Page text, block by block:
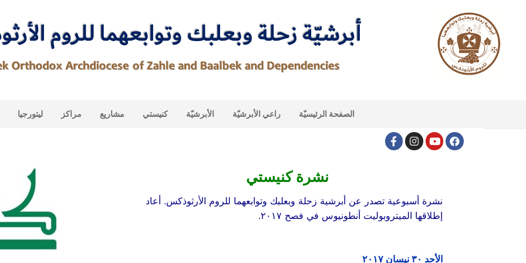
ليتورجيا مراكز مشاريع كنيستي الأبرشيّة راعي الأبرشيّة الصفحة الرئيسيّة
نشرة كنيستي
نشرة أسبوعية تصدر عن أبرشية زحلة وبعلبك وتوابعهما للروم الأرثوذكس. أعاد
إطلاقها الميتروبوليت أنطونيوس في فصح ٢٠١٧.
الأحد ٣٠ نيسان ۲٠١٧